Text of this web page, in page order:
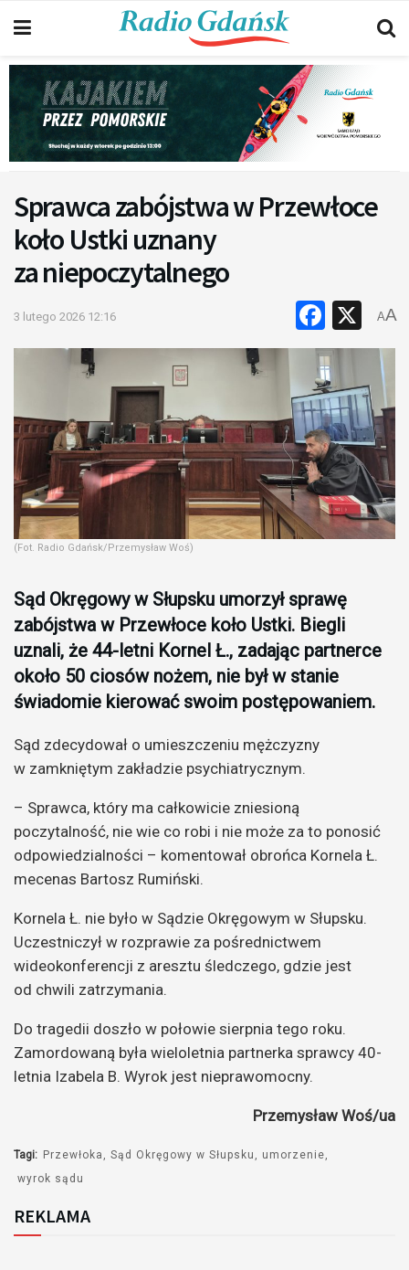
Sprawca zabójstwa w Przewłoce
koło Ustki uznany
za niepoczytalnego
3 lutego 2026 12:16 X
AA
(Fot. Radio Gdańsk/Przemysław Woś)
Sąd Okręgowy w Słupsku umorzył sprawę
zabójstwa w Przewłoce koło Ustki. Biegli
uznali, że 44-letni Kornel Ł., zadając partnerce
około 50 ciosów nożem, nie był w stanie
świadomie kierować swoim postępowaniem.
Sąd zdecydował o umieszczeniu mężczyzny
w zamkniętym zakładzie psychiatrycznym.
– Sprawca, który ma całkowicie zniesioną
poczytalność, nie wie co robi i nie może za to ponosić
odpowiedzialności – komentował obrońca Kornela Ł.
mecenas Bartosz Rumiński.
Kornela Ł. nie było w Sądzie Okręgowym w Słupsku.
Uczestniczył w rozprawie za pośrednictwem
wideokonferencji z aresztu śledczego, gdzie jest
od chwili zatrzymania.
Do tragedii doszło w połowie sierpnia tego roku.
Zamordowaną była wieloletnia partnerka sprawcy 40-
letnia Izabela B. Wyrok jest nieprawomocny.
Przemysław Woś/ua
Tagi: Przewłoka Sąd Okręgowy w Słupsku
umorzenie
wyrok sądu
REKLAMA